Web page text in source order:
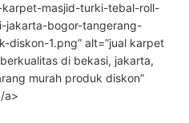
masjid-turki-tebal-roll-
jakarta-bogor-tangerang-
1.png” alt=”jual karpet
di bekasi, jakarta,
murah produk diskon”
a>